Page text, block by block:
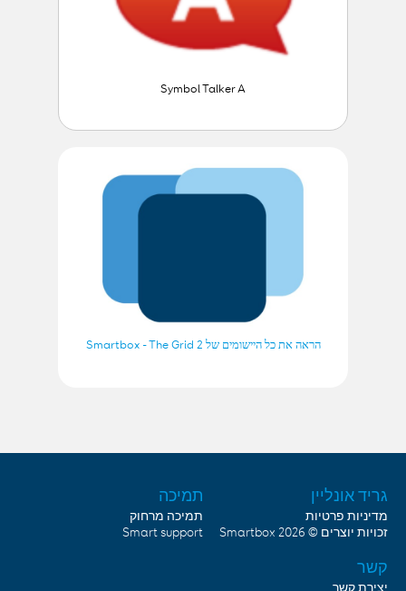
Symbol Talker A
הראה את כל היישומים של Smartbox - The Grid 2
גריד אונליין
מדיניות פרטיות
זכויות יוצרים © 2026
Smartbox
תמיכה
תמיכה מרחוק
Smart support
קשר
יצירת קשר